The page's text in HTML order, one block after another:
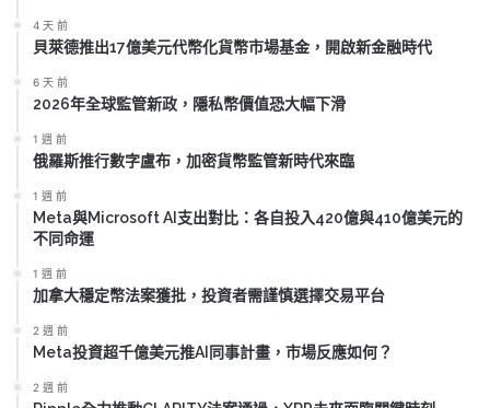
4 天 前
貝萊德推出17億美元代幣化貨幣市場基金，開啟新金融時代
6 天 前
2026年全球監管新政，隱私幣價值恐大幅下滑
1 週 前
俄羅斯推行數字盧布，加密貨幣監管新時代來臨
1 週 前
Meta與Microsoft AI支出對比：各自投入420億與410億美元的
不同命運
1 週 前
加拿大穩定幣法案獲批，投資者需謹慎選擇交易平台
2 週 前
Meta投資超千億美元推AI同事計畫，市場反應如何？
2 週 前